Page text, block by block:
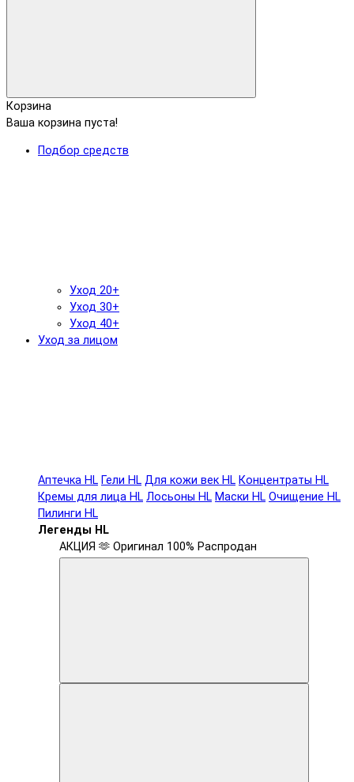
Корзина
Ваша корзина пуста!
Подбор средств
Уход 20+
Уход 30+
Уход 40+
Уход за лицом
Аптечка HL Гели HL Для кожи век HL Концентраты HL
Кремы для лица HL Лосьоны HL Маски HL Очищение HL
Пилинги HL
Легенды HL
АКЦИЯ 🫶 Оригинал 100% Распродан